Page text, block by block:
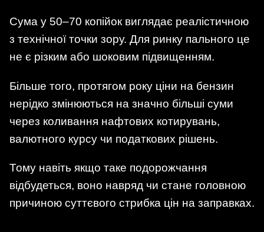
Сума у 50–70 копійок виглядає реалістичною
з технічної точки зору. Для ринку пального це
не є різким або шоковим підвищенням.
Більше того, протягом року ціни на бензин
нерідко змінюються на значно більші суми
через коливання нафтових котирувань,
валютного курсу чи податкових рішень.
Тому навіть якщо таке подорожчання
відбудеться, воно навряд чи стане головною
причиною суттєвого стрибка цін на заправках.